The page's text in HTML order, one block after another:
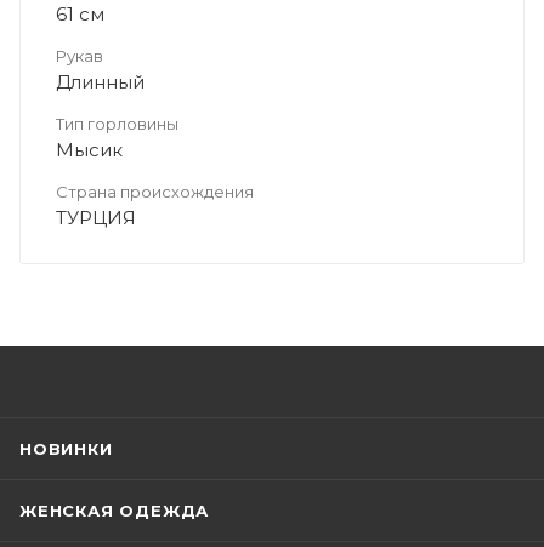
61 см
Рукав
Длинный
Тип горловины
Мысик
Страна происхождения
ТУРЦИЯ
НОВИНКИ
ЖЕНСКАЯ ОДЕЖДА